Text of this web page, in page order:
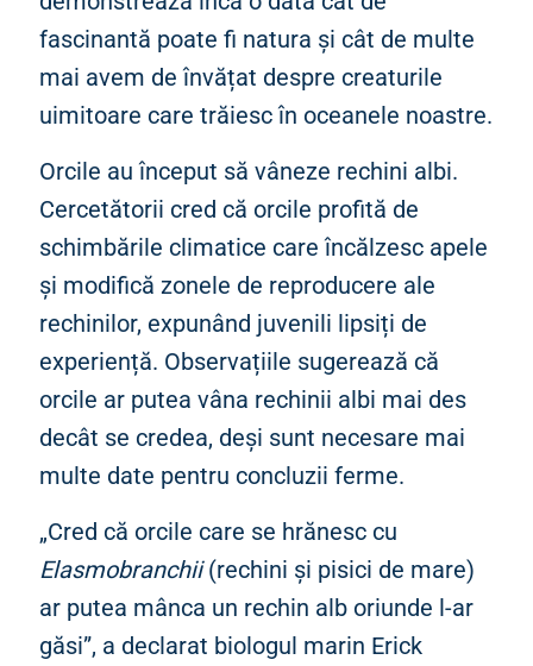
fascinantă poate fi natura și cât de multe
mai avem de învățat despre creaturile
uimitoare care trăiesc în oceanele noastre.
Orcile au început să vâneze rechini albi.
Cercetătorii cred că orcile profită de
schimbările climatice care încălzesc apele
și modifică zonele de reproducere ale
rechinilor, expunând juvenili lipsiți de
experiență. Observațiile sugerează că
orcile ar putea vâna rechinii albi mai des
decât se credea, deși sunt necesare mai
multe date pentru concluzii ferme.
„Cred că orcile care se hrănesc cu
Elasmobranchii(rechini și pisici de mare)
ar putea mânca un rechin alb oriunde l-ar
găsi”, a declarat biologul marin Erick